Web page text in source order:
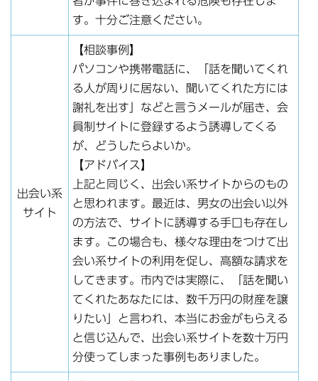
す。十分ご注意ください。
出会い系
サイト
【相談事例】
パソコンや携帯電話に、「話を聞いてくれ
る人が周りに居ない、聞いてくれた方には
謝礼を出す」などと言うメールが届き、会
員制サイトに登録するよう誘導してくる
が、どうしたらよいか。
【アドバイス】
上記と同じく、出会い系サイトからのもの
と思われます。最近は、男女の出会い以外
の方法で、サイトに誘導する手口も存在し
ます。この場合も、様々な理由をつけて出
会い系サイトの利用を促し、高額な請求を
してきます。市内では実際に、「話を聞い
てくれたあなたには、数千万円の財産を譲
りたい」と言われ、本当にお金がもらえる
と信じ込んで、出会い系サイトを数十万円
分使ってしまった事例もありました。